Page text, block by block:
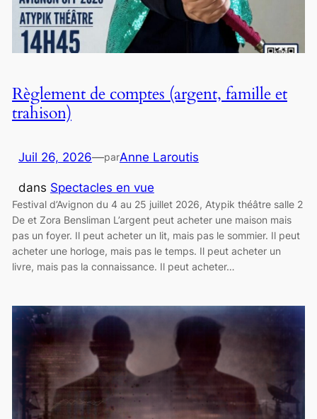
Règlement de comptes (argent, famille et
trahison)
Juil 26, 2026—parAnne Laroutis
dans Spectacles en vue
Festival d’Avignon du 4 au 25 juillet 2026, Atypik théâtre salle 2
De et Zora Bensliman L’argent peut acheter une maison mais
pas un foyer. Il peut acheter un lit, mais pas le sommier. Il peut
acheter une horloge, mais pas le temps. Il peut acheter un
livre, mais pas la connaissance. Il peut acheter…